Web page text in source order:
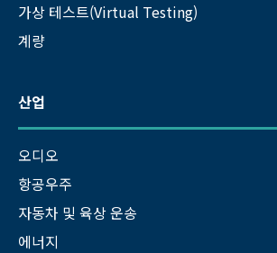
가상 테스트(Virtual Testing)
계량
산업
오디오
항공우주
자동차 및 육상 운송
에너지